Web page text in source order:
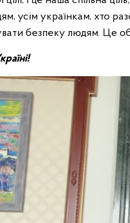
усім українкам, хто
безпеку людям. Це